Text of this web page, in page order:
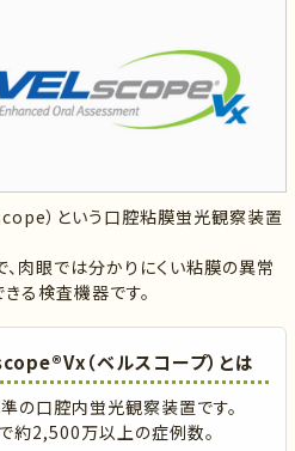
）という口腔粘膜蛍光観察装置
肉眼では分かりにくい粘膜の異常
る検査機器です。
（ベルスコープ）とは
の口腔内蛍光観察装置です。
約2,500万以上の症例数。